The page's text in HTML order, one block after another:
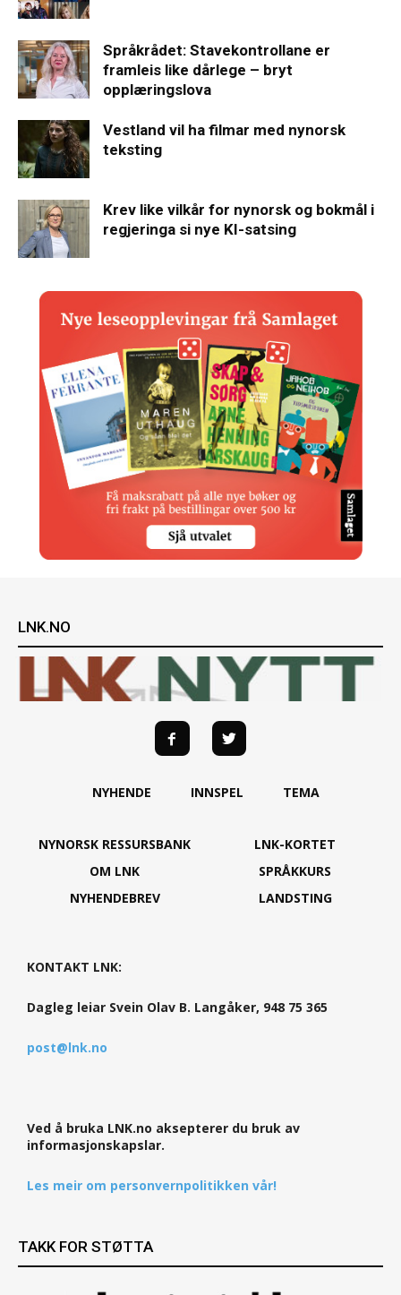
Språkrådet: Stavekontrollane er
framleis like dårlege – bryt
opplæringslova
Vestland vil ha filmar med nynorsk
teksting
Krev like vilkår for nynorsk og bokmål i
regjeringa si nye KI-satsing
LNK.NO
NYHENDE INNSPEL TEMA
NYNORSK RESSURSBANK
OM LNK
NYHENDEBREV
LNK-KORTET
SPRÅKKURS
LANDSTING
KONTAKT LNK:
Dagleg leiar Svein Olav B. Langåker, 948 75 365
post@lnk.no
Ved å bruka LNK.no aksepterer du bruk av
informasjonskapslar.
Les meir om personvernpolitikken vår!
TAKK FOR STØTTA